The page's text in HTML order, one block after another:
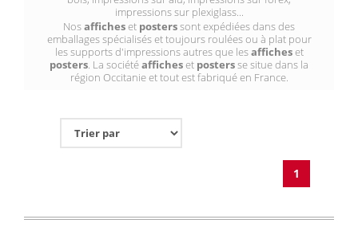
impressions sur plexiglass...
Nosafficheset posterssont expédiées dans des
emballages spécialisés et toujours roulées ou à plat pour
les supports d'impressions autres que lesafficheset
posters. La sociétéafficheset postersse situe dans la
région Occitanie et tout est fabriqué en France.
1